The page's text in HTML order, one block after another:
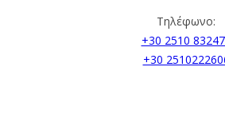
Τηλέφωνο:
+30 2510
+30